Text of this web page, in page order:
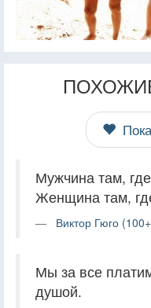
Мужчина там,
Женщина там,
Виктор Гюго
Мы за все
душой.